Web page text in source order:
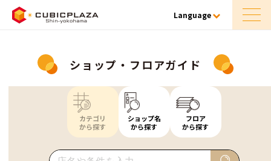
Language
ショップ・フロアガイド
カテゴリ
から探す
ショップ名
から探す
フロア
から探す